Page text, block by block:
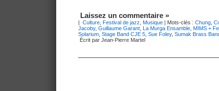
Laissez un commentaire »
| Culture Festival de jazz Musique | Mots-clés : Chung
Jacoby, Guillaume Garant La Murga Ensamble MIMS +
Solarium Stage Band CJE 5 Sue Foley, Sumak Brass
Écrit par Jean-Pierre Martel